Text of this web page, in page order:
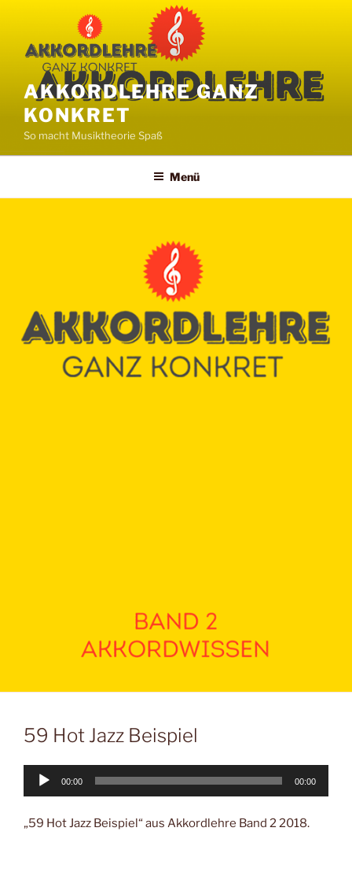
springen
AKKORDLEHRE GANZ
KONKRET
So macht Musiktheorie Spaß
Menü
59 Hot Jazz Beispiel
Audio-
00:00 00:00
„59 Hot Jazz Beispiel“ aus Akkordlehre Band 2 2018.